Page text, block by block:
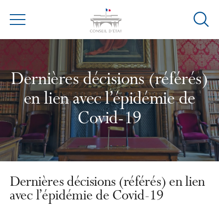
Menu
Ouvrir
de
Dernières décisions (référés)
en lien avec l’épidémie de
Covid-19
Dernières décisions (référés) en lien
avec l’épidémie de Covid-19